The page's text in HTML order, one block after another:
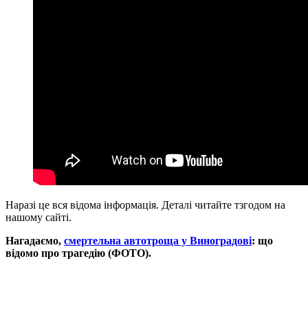
Наразі це вся відома інформація. Деталі читайте тзгодом на
нашому сайті.
Нагадаємо, смертельна автотроща у Виноградові: що
відомо про трагедію (ФОТО).